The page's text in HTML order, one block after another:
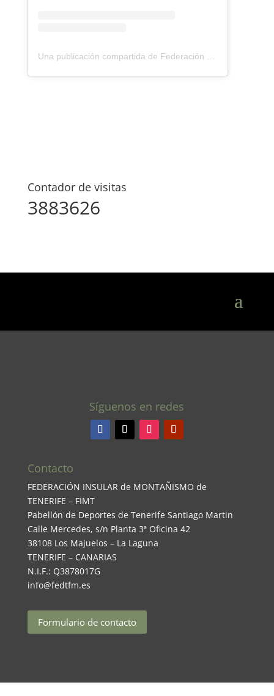
Una publicación compartida de Federación Montañismo Tenerife (@federacion_montanismo_tenerife)
Contador de visitas
3883626
Síguenos en redes
Contacto
FEDERACIÓN INSULAR de MONTAÑISMO de
TENERIFE – FIMT
Pabellón de Deportes de Tenerife Santiago Martin
Calle Mercedes, s/n Planta 3ª Oficina 42
38108 Los Majuelos – La Laguna
TENERIFE – CANARIAS
N.I.F.: Q3878017G
info@fedtfm.es
Formulario de contacto